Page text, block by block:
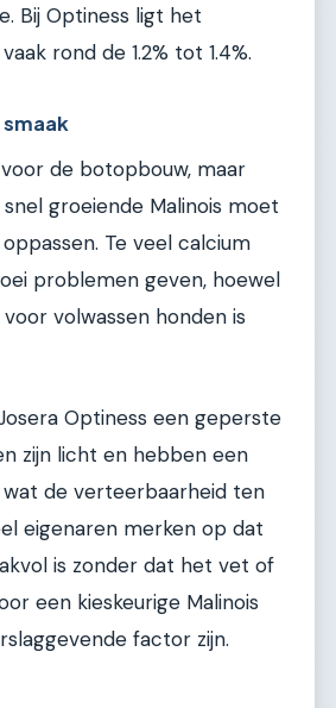
Bij Optiness ligt het
rond de 1.2% tot 1.4%.
de botopbouw, maar
groeiende Malinois moet
Te veel calcium
problemen geven, hoewel
volwassen honden is
Optiness een geperste
zijn licht en hebben een
de verteerbaarheid ten
eigenaren merken op dat
is zonder dat het vet of
een kieskeurige Malinois
factor zijn.